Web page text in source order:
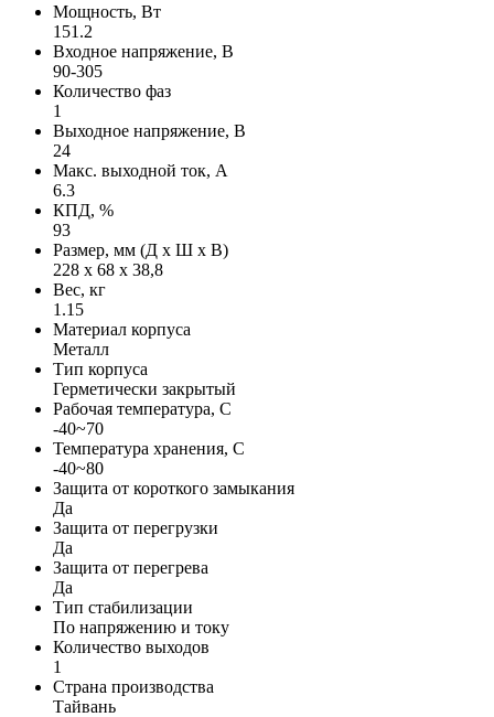
Мощность, Вт
151.2
Входное напряжение, В
90-305
Количество фаз
1
Выходное напряжение, В
24
Макс. выходной ток, А
6.3
КПД, %
93
Размер, мм (Д х Ш х В)
228 х 68 х 38,8
Вес, кг
1.15
Материал корпуса
Металл
Тип корпуса
Герметически закрытый
Рабочая температура, С
-40~70
Температура хранения, С
-40~80
Защита от короткого замыкания
Да
Защита от перегрузки
Да
Защита от перегрева
Да
Тип стабилизации
По напряжению и току
Количество выходов
1
Страна производства
Тайвань